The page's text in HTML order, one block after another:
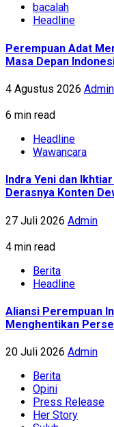
bacalah
Headline
Perempuan Adat
Masa Depan
4 Agustus 2026 Admin
6 min read
Headline
Wawancara
Indra Yeni dan
Derasnya Konten
27 Juli 2026 Admin
4 min read
Berita
Headline
Aliansi Perempuan
Menghentikan
20 Juli 2026 Admin
Berita
Opini
Press Release
Her Story